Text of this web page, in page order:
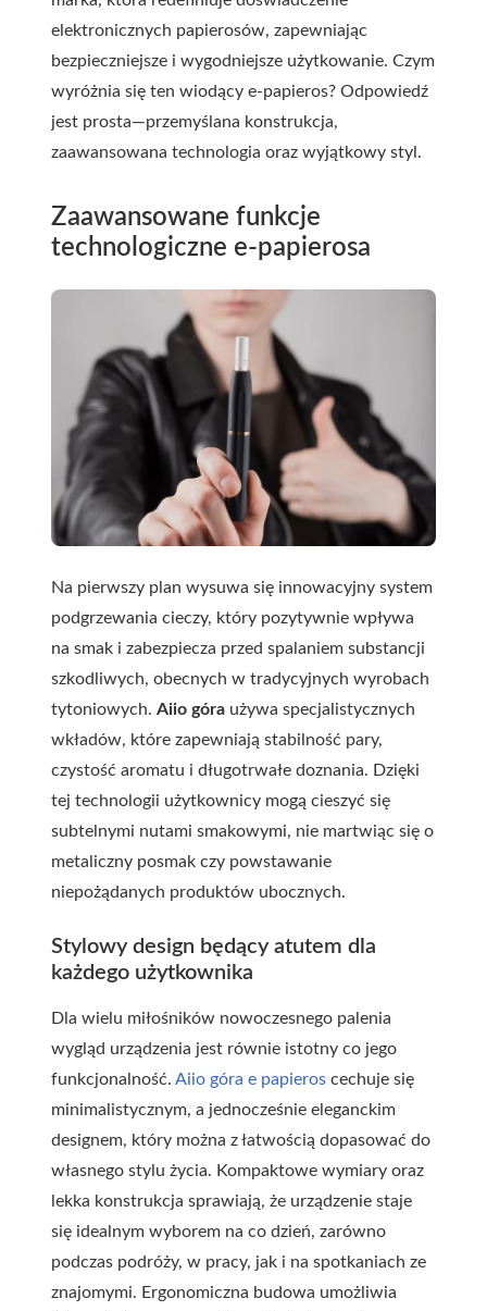
elektronicznych papierosów, zapewniając
bezpieczniejsze i wygodniejsze użytkowanie. Czym
wyróżnia się ten wiodący e-papieros? Odpowiedź
jest prosta—przemyślana konstrukcja,
zaawansowana technologia oraz wyjątkowy styl.
Zaawansowane funkcje
technologiczne e-papierosa
Na pierwszy plan wysuwa się innowacyjny system
podgrzewania cieczy, który pozytywnie wpływa
na smak i zabezpiecza przed spalaniem substancji
szkodliwych, obecnych w tradycyjnych wyrobach
tytoniowych. Aiio góra używa specjalistycznych
wkładów, które zapewniają stabilność pary,
czystość aromatu i długotrwałe doznania. Dzięki
tej technologii użytkownicy mogą cieszyć się
subtelnymi nutami smakowymi, nie martwiąc się o
metaliczny posmak czy powstawanie
niepożądanych produktów ubocznych.
Stylowy design będący atutem dla
każdego użytkownika
Dla wielu miłośników nowoczesnego palenia
wygląd urządzenia jest równie istotny co jego
funkcjonalność. Aiio góra e papieros cechuje się
minimalistycznym, a jednocześnie eleganckim
designem, który można z łatwością dopasować do
własnego stylu życia. Kompaktowe wymiary oraz
lekka konstrukcja sprawiają, że urządzenie staje
się idealnym wyborem na co dzień, zarówno
podczas podróży, w pracy, jak i na spotkaniach ze
znajomymi. Ergonomiczna budowa umożliwia